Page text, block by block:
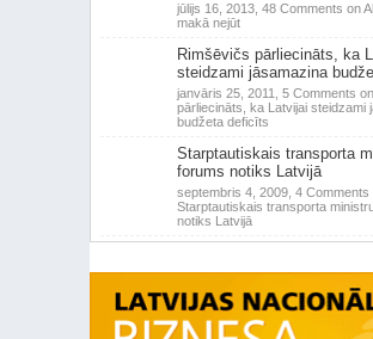
jūlijs 16, 2013, 48 Comments on
makā nejūt
Rimšēvičs pārliecināts, ka
steidzami jāsamazina
janvāris 25, 2011, 5 Comments
pārliecināts, ka Latvijai steidzami
budžeta deficīts
Starptautiskais transporta
forums notiks Latvijā
septembris 4, 2009, 4 Comments
Starptautiskais transporta
notiks Latvijā